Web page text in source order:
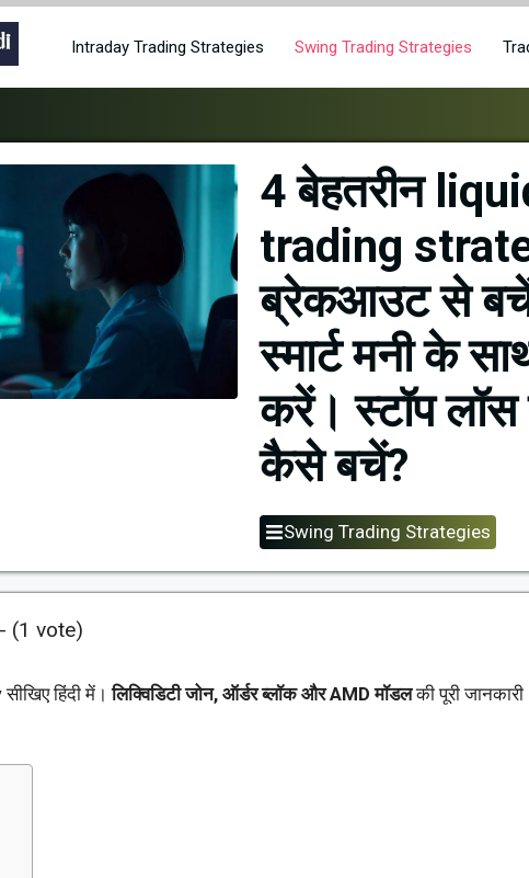
Intraday Trading Strategies Swing Trading Strategies
4 बेहतरीन
trading
ब्रेकआउट से
स्मार्ट मनी के
करें। स्टॉप लॉस
कैसे बचें?
Swing Trading Strategies
(1 vote)
सीखिए हिंदी में।लिक्विडिटी जोन, ऑर्डर ब्लॉक और AMD मॉडलकी पूरी